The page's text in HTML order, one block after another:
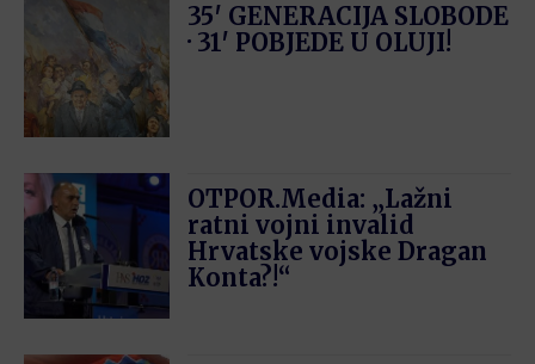
35′ GENERACIJA SLOBODE
· 31′ POBJEDE U OLUJI!
OTPOR.Media: „Lažni
ratni vojni invalid
Hrvatske vojske Dragan
Konta?!“